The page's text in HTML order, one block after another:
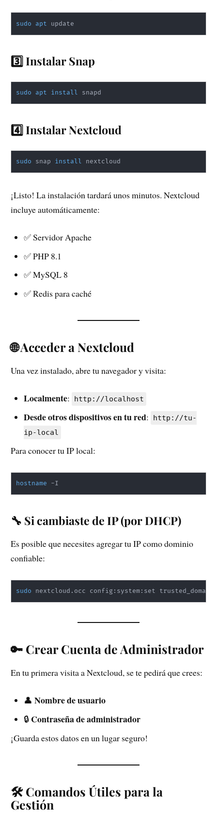
sudo apt update
3️⃣ Instalar Snap
sudo apt install snapd
4️⃣ Instalar Nextcloud
sudo snap install nextcloud
¡Listo! La instalación tardará unos minutos. Nextcloud
incluye automáticamente:
✅ Servidor Apache
✅ PHP 8.1
✅ MySQL 8
✅ Redis para caché
🌐 Acceder a Nextcloud
Una vez instalado, abre tu navegador y visita:
Localmente: http://localhost
Desde otros dispositivos en tu red:
http://tu-
ip-local
Para conocer tu IP local:
hostname -I
🔧 Si cambiaste de IP (por DHCP)
Es posible que necesites agregar tu IP como dominio
confiable:
sudo nextcloud.occ config:system:set
🔑 Crear Cuenta de Administrador
En tu primera visita a Nextcloud, se te pedirá que crees:
👤Nombre de usuario
🔒 Contraseña de administrador
¡Guarda estos datos en un lugar seguro!
🛠️ Comandos Útiles para la
Gestión